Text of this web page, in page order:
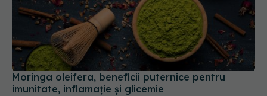
Moringa oleifera, beneficii puternice pentru
imunitate, inflamație și glicemie